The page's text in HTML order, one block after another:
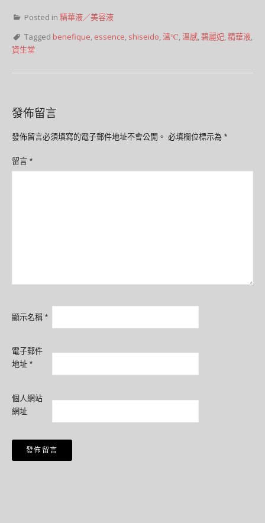
Posted in 精華液／美容液
Tagged benefique, essence, shiseido,溫℃,溫感,碧麗妃,精華液,
資生堂
發佈留言
發佈留言必須填寫的電子郵件地址不會公開。 必填欄位標示為 *
留言 *
顯示名稱 *
電子郵件
地址 *
個人網站
網址